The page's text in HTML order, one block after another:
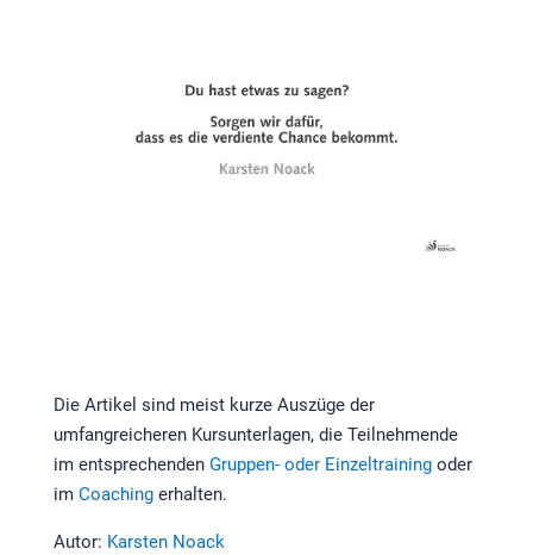
Die Artikel sind meist kurze Auszüge der
umfangreicheren Kursunterlagen, die Teilnehmende
im entsprechenden Gruppen- oder Einzeltrainingoder
im Coachingerhalten.
Autor: Karsten Noack